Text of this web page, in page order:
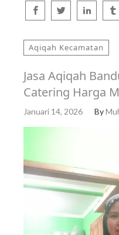
Aqiqah Kecamatan
Jasa Aqiqah
Catering Harga
Januari 14, 2026 By